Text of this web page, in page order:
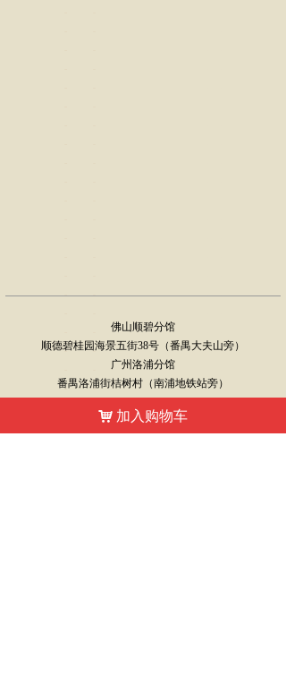
낙 加入购物车
佛山顺碧分馆
顺德碧桂园海景五街38号（番禺大夫山旁）
广州洛浦分馆
番禺洛浦街桔树村（南浦地铁站旁）
联系电话：13427664685